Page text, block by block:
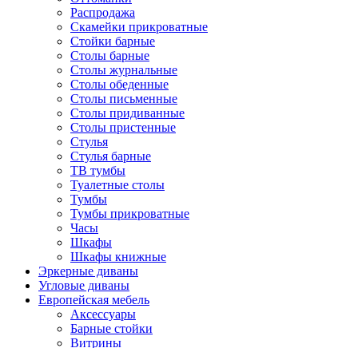
Распродажа
Скамейки прикроватные
Стойки барные
Столы барные
Столы журнальные
Столы обеденные
Столы письменные
Столы придиванные
Столы пристенные
Стулья
Стулья барные
ТВ тумбы
Туалетные столы
Тумбы
Тумбы прикроватные
Часы
Шкафы
Шкафы книжные
Эркерные диваны
Угловые диваны
Европейская мебель
Аксессуары
Барные стойки
Витрины